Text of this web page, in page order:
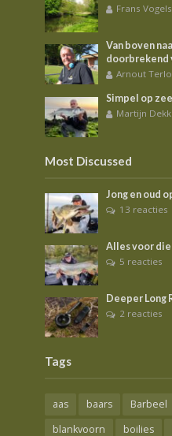
Frans Vogels
Van boven
doorbrekend
Arnout
Simpel op
Martijn
Most Discussed
Jong en oud
13 reacties
Alles voor die
5 reacties
Deeper Long
2 reacties
Tags
aas baars Barbeel
blankvoorn
boilies